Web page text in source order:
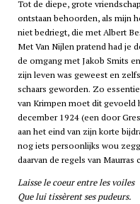
Tot de diepe, grote
ontstaan behoorden, als mijn
niet bedriegt, die met Albert
Met Van Nijlen pratend had je
de omgang met Jakob Smits
zijn leven was geweest en
schaars geworden. Zo
van Krimpen moet dit gevoeld
december 1924 (een door
aan het eind van zijn korte
nog iets persoonlijks wou
daarvan de regels van Maurras
Laisse le coeur entre les voiles
Que lui tissèrent ses pudeurs.